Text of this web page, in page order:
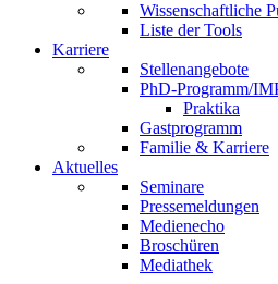
Wissenschaftliche
Liste der Tools
Karriere
Stellenangebote
PhD-Programm/
Praktika
Gastprogramm
Familie & Karriere
Aktuelles
Seminare
Pressemeldungen
Medienecho
Broschüren
Mediathek